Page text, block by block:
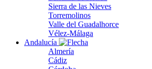
Sierra de las Nieves
Torremolinos
Valle del Guadalhorce
Vélez-Málaga
Andalucía
Almería
Cádiz